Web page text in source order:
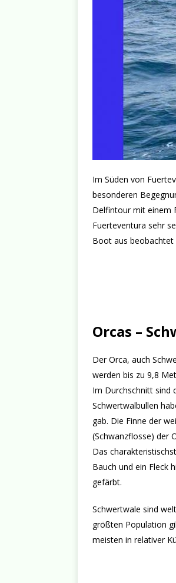
Im Süden von
besonderen
Delfintour mit einem
Fuerteventura sehr
Boot aus beobachtet
Orcas –
Der Orca, auch
werden bis zu 9,8
Im Durchschnitt sind
Schwertwalbullen
gab. Die Finne der
(Schwanzflosse) der
Das
Bauch und ein Fleck
gefärbt.
Schwertwale sind
größten Population
meisten in relativer